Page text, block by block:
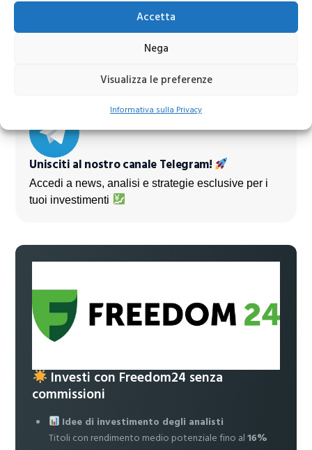
Accetta
Nega
Visualizza le preferenze
Informativa sulla Privacy
Azioni banche europee da mettere nel mirino nei
Unisciti al nostro canale Telegram!
Accedi a news, analisi e strategie esclusive per i
tuoi investimenti
Investi con Freedom24 senza
commissioni
Idee di investimento degli analisti
Titoli con rendimento medio potenziale fino al16%